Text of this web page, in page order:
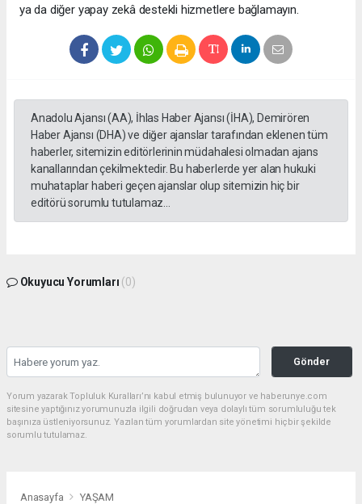
ya da diğer yapay zekâ destekli hizmetlere bağlamayın.
Anadolu Ajansı (AA), İhlas Haber Ajansı (İHA), Demirören
Haber Ajansı (DHA) ve diğer ajanslar tarafından eklenen tüm
haberler, sitemizin editörlerinin müdahalesi olmadan ajans
kanallarından çekilmektedir. Bu haberlerde yer alan hukuki
muhataplar haberi geçen ajanslar olup sitemizin hiç bir
editörü sorumlu tutulamaz...
Okuyucu Yorumları (0)
Gönder
Yorum yazarak Topluluk Kuralları’nı kabul etmiş bulunuyor ve haberunye.com
sitesine yaptığınız yorumunuzla ilgili doğrudan veya dolaylı tüm sorumluluğu tek
başınıza üstleniyorsunuz. Yazılan tüm yorumlardan site yönetimi hiçbir şekilde
sorumlu tutulamaz.
Anasayfa YAŞAM